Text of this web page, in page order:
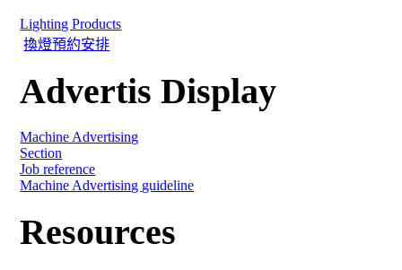
Lighting Products
換燈預約安排
Advertis Display
Machine Advertising
Section
Job reference
Machine Advertising guideline
Resources